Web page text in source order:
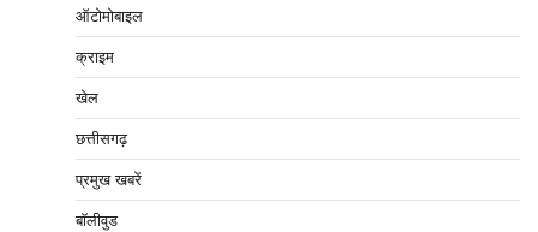
ऑटोमोबाइल
क्राइम
खेल
छत्तीसगढ़
प्रमुख खबरें
बॉलीवुड
क्विंटल खराब अनाज वेयरहाउस ने लौटाया
पर्सनल लोन, क्रेडिट कार्ड और क्यूआर कोड के नाम पर लाखों की